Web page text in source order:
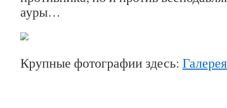
ауры…
Крупные фотографии здесь: